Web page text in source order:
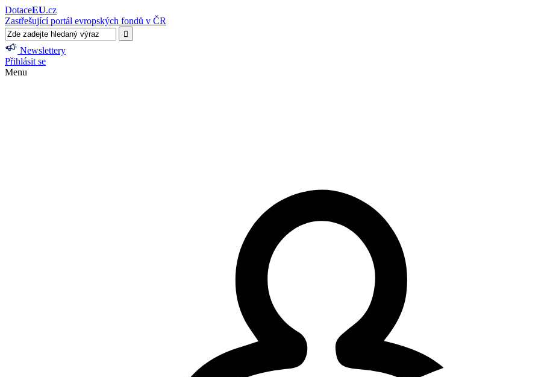
DotaceEU.cz
Zastřešující portál evropských fondů v ČR
Newslettery
Přihlásit se
Menu